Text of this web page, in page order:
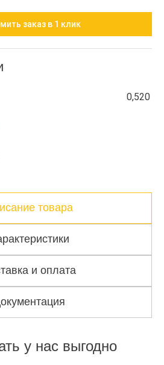
заказ в 1 клик
0,520
товара
и оплата
у нас выгодно